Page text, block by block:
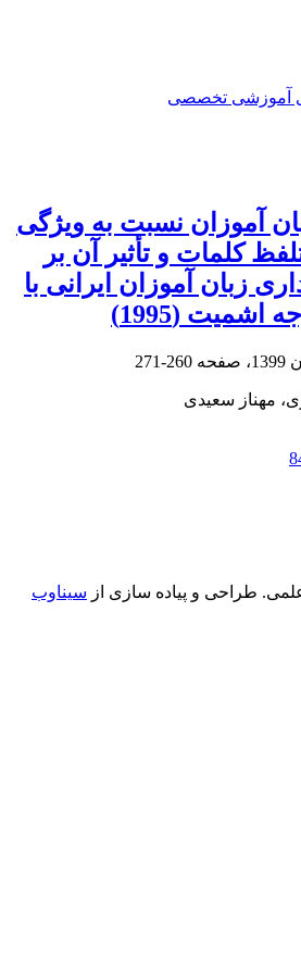
آموزشی تخصصی
آموزان نسبت به ویژگی
کلمات و تأثیر آن بر
زبان آموزان ایرانی با
اشمیت (1995)
260-271
مهناز سعیدی
طراحی و پیاده سازی از سیناوب